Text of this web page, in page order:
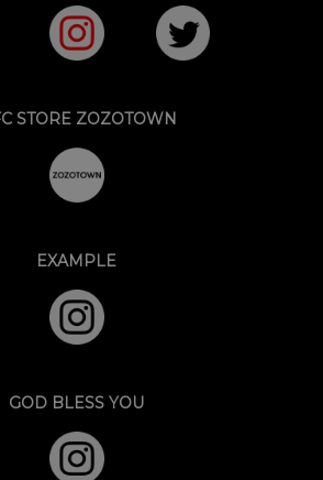
STORE ZOZOTOWN
EXAMPLE
GOD BLESS YOU